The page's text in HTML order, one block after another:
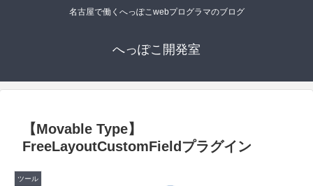
名古屋で働くへっぽこwebプログラマのブログ
へっぽこ開発室
【Movable Type】
FreeLayoutCustomFieldプラグイン
ツール